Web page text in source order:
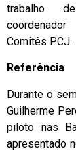
trabalho
Comitês PCJ.
Referência
Durante o
Guilherme
piloto nas
apresentado